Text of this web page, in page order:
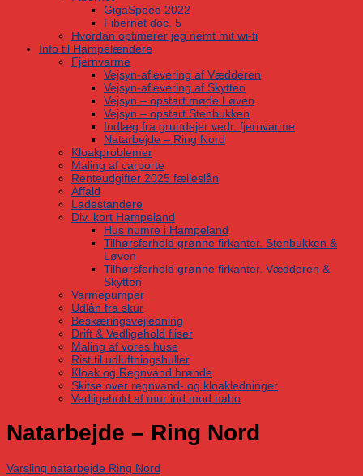
GigaSpeed 2022
Fibernet doc. 5
Hvordan optimerer jeg nemt mit wi-fi
Info til Hampelændere
Fjernvarme
Vejsyn-aflevering af Vædderen
Vejsyn-aflevering af Skytten
Vejsyn – opstart møde Løven
Vejsyn – opstart Stenbukken
Indlæg fra grundejer vedr. fjernvarme
Natarbejde – Ring Nord
Kloakproblemer
Maling af carporte
Renteudgifter 2025 fælleslån
Affald
Ladestandere
Div. kort Hampeland
Hus numre i Hampeland
Tilhørsforhold grønne firkanter. Stenbukken &
Løven
Tilhørsforhold grønne firkanter. Vædderen &
Skytten
Varmepumper
Udlån fra skur
Beskæringsvejledning
Drift & Vedligehold fliser
Maling af vores huse
Rist til udluftningshuller
Kloak og Regnvand brønde
Skitse over regnvand- og kloakledninger
Vedligehold af mur ind mod nabo
Natarbejde – Ring Nord
Varsling natarbejde Ring Nord